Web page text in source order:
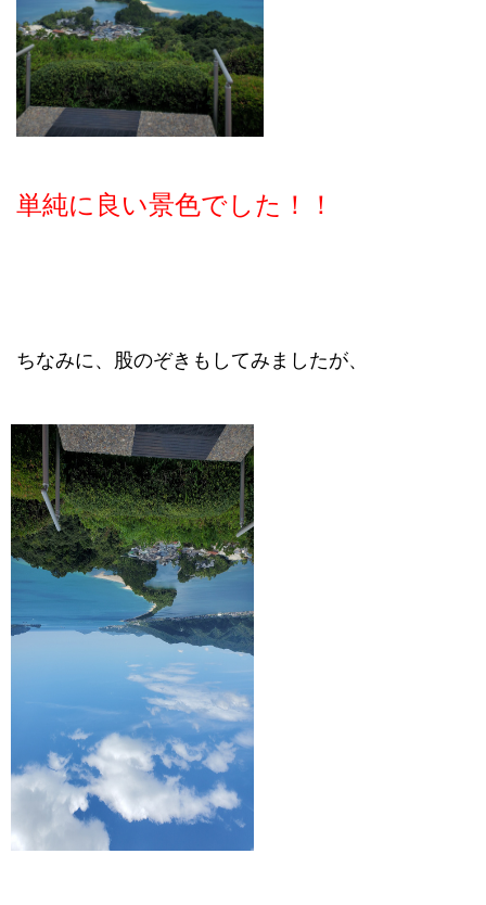
単純に良い景色でした！！
ちなみに、股のぞきもしてみましたが、